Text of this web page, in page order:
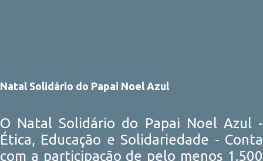
Natal Solidário do Papai Noel Azul
O Natal Solidário do Papai Noel Azul -
Ética, Educação e Solidariedade - Conta
com a participação de pelo menos 1.500